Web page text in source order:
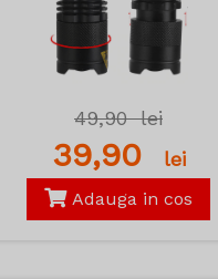
49,90lei
39,90 lei
Adauga in cos